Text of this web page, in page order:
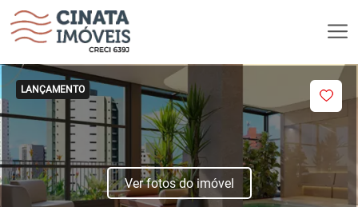
LANÇAMENTO
Ver fotos do imóvel